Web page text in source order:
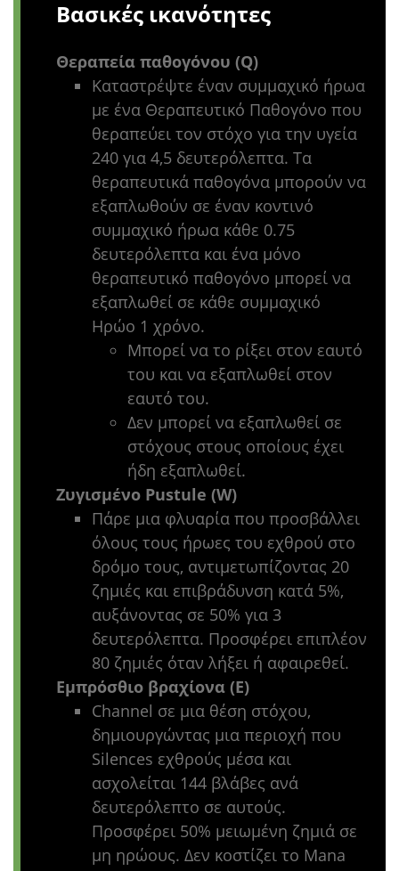
Βασικές ικανότητες
Θεραπεία παθογόνου (Q)
Καταστρέψτε έναν συμμαχικό ήρωα
με ένα Θεραπευτικό Παθογόνο που
θεραπεύει τον στόχο για την υγεία
240 για 4,5 δευτερόλεπτα. Τα
θεραπευτικά παθογόνα μπορούν να
εξαπλωθούν σε έναν κοντινό
συμμαχικό ήρωα κάθε 0.75
δευτερόλεπτα και ένα μόνο
θεραπευτικό παθογόνο μπορεί να
εξαπλωθεί σε κάθε συμμαχικό
Ηρώο 1 χρόνο.
Μπορεί να το ρίξει στον εαυτό
του και να εξαπλωθεί στον
εαυτό του.
Δεν μπορεί να εξαπλωθεί σε
στόχους στους οποίους έχει
ήδη εξαπλωθεί.
Ζυγισμένο Pustule (W)
Πάρε μια φλυαρία που προσβάλλει
όλους τους ήρωες του εχθρού στο
δρόμο τους, αντιμετωπίζοντας 20
ζημιές και επιβράδυνση κατά 5%,
αυξάνοντας σε 50% για 3
δευτερόλεπτα. Προσφέρει επιπλέον
80 ζημιές όταν λήξει ή αφαιρεθεί.
Εμπρόσθιο βραχίονα (E)
Channel σε μια θέση στόχου,
δημιουργώντας μια περιοχή που
Silences εχθρούς μέσα και
ασχολείται 144 βλάβες ανά
δευτερόλεπτο σε αυτούς.
Προσφέρει 50% μειωμένη ζημιά σε
μη ηρώους. Δεν κοστίζει το Mana